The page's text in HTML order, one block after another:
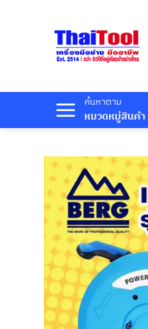
ค้นหาตาม
หมวดหมู่สินค้า